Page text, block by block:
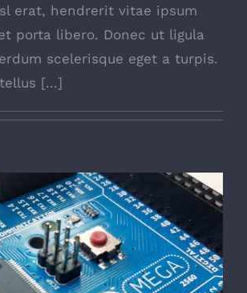
erat, hendrerit vitae ipsum
porta libero. Donec ut ligula
scelerisque eget a turpis.
[...]
The Best Light Bulb